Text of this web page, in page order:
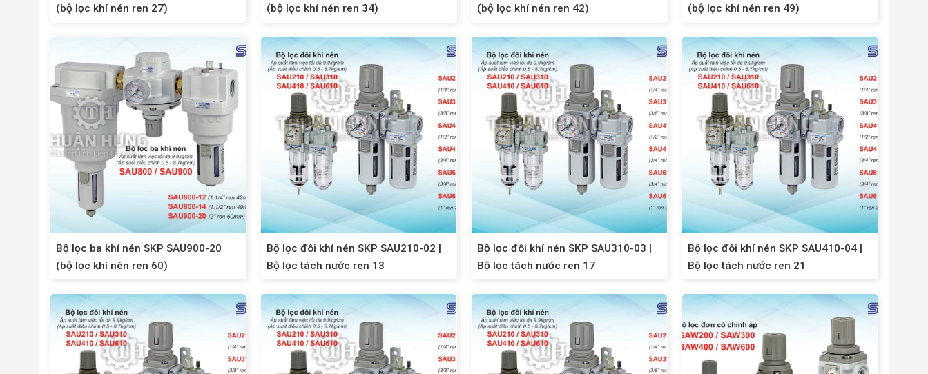
(bộ lọc khí nén ren 27)
(bộ lọc khí nén ren 34)
(bộ lọc khí nén ren 42)
(bộ lọc khí nén ren 49)
Bộ lọc ba khí nén SKP SAU900-20
(bộ lọc khí nén ren 60)
Bộ lọc đôi khí nén SKP SAU210-02 |
Bộ lọc tách nước ren 13
Bộ lọc đôi khí nén SKP SAU310-03 |
Bộ lọc tách nước ren 17
Bộ lọc đôi khí nén SKP SAU410-04 |
Bộ lọc tách nước ren 21